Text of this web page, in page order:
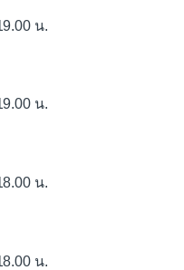
น.
น.
น.
น.